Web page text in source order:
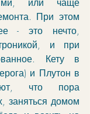
или чаще
При этом
- это нечто,
и при
Кету в
и Плутон в
что пора
заняться домом